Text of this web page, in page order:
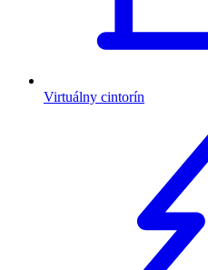
Virtuálny cintorín